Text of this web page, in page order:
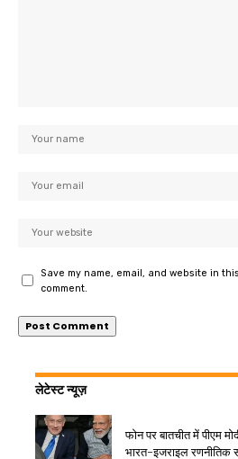
Save my name, email, and website in
comment.
लेटेस्ट न्यूज़
फोन पर बातचीत में पीएम
भारत-इजराइल रणनीतिक